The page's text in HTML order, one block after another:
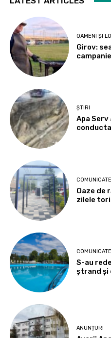
OAMENI ȘI
Girov:
campanie
ȘTIRI
Apa
Oaze de
zilele
S-au
ștrand și
ANUNȚURI